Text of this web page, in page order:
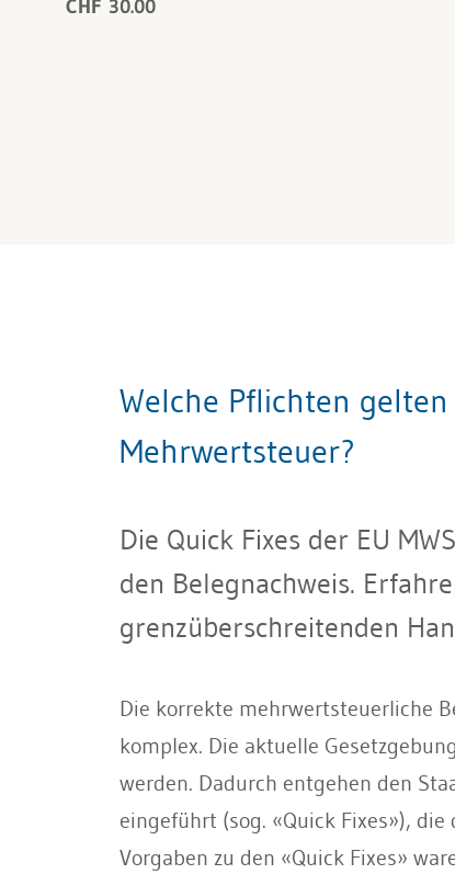
CHF 30.00
Welche Pflichten
Mehrwertsteuer?
Die Quick Fixes der EU
den Belegnachweis.
grenzüberschreitenden
Die korrekte mehrwertsteuerliche
komplex. Die aktuelle
werden. Dadurch entgehen den
eingeführt (sog. «Quick Fixes»),
Vorgaben zu den «Quick Fixes»